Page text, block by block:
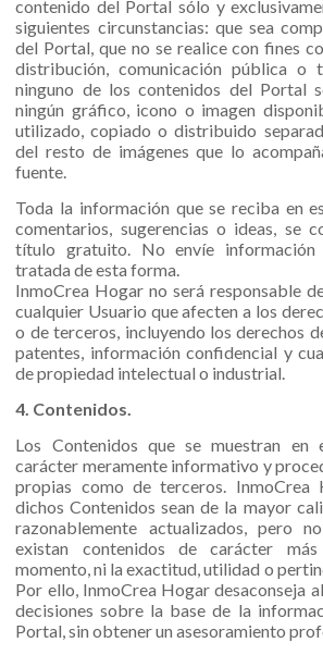
contenido del Portal sólo y
siguientes circunstancias: que sea
del Portal, que no se realice con fines
distribución, comunicación pública o
ninguno de los contenidos del Portal
ningún gráfico, icono o imagen
utilizado, copiado o distribuido
del resto de imágenes que lo
fuente.
Toda la información que se reciba en
comentarios, sugerencias o ideas, se
título gratuito. No envíe
tratada de esta forma.
InmoCrea Hogar no será responsable
cualquier Usuario que afecten a los
o de terceros, incluyendo los derechos
patentes, información confidencial y
de propiedad intelectual o industrial.
4. Contenidos.
Los Contenidos que se muestran en
carácter meramente informativo y
propias como de terceros. InmoCrea
dichos Contenidos sean de la mayor
razonablemente actualizados, pero
existan contenidos de carácter
momento, ni la exactitud, utilidad o
Por ello, InmoCrea Hogar desaconseja
decisiones sobre la base de la
Portal, sin obtener un asesoramiento